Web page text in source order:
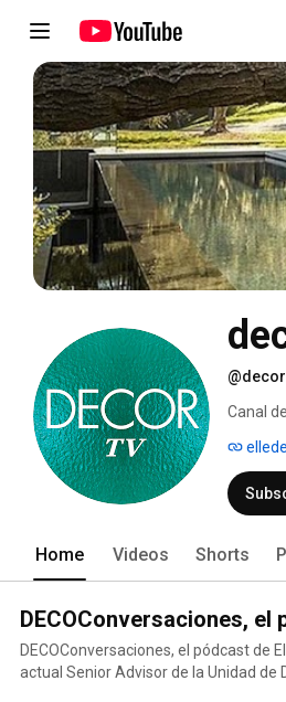
Canal
Home Videos Shorts
DECOConversaciones,
DECOConversaciones, el pódcast de Elle Decoration con
actual Senior Advisor de la Unidad de